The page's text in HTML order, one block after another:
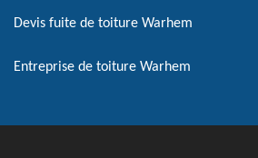
Devis fuite de toiture Warhem
Entreprise de toiture Warhem